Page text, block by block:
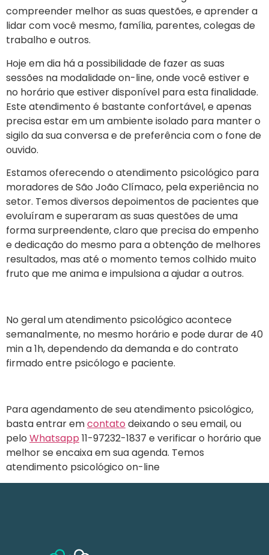
compreender melhor as suas questões, e aprender a
lidar com você mesmo, família, parentes, colegas de
trabalho e outros.
Hoje em dia há a possibilidade de fazer as suas
sessões na modalidade on-line, onde você estiver e
no horário que estiver disponível para esta finalidade.
Este atendimento é bastante confortável, e apenas
precisa estar em um ambiente isolado para manter o
sigilo da sua conversa e de preferência com o fone de
ouvido.
Estamos oferecendo o atendimento psicológico para
moradores deSão João Clímaco, pela experiência no
setor. Temos diversos depoimentos de pacientes que
evoluíram e superaram as suas questões de uma
forma surpreendente, claro que precisa do empenho
e dedicação do mesmo para a obtenção de melhores
resultados, mas até o momento temos colhido muito
fruto que me anima e impulsiona a ajudar a outros.
No geral um atendimento psicológico acontece
semanalmente, no mesmo horário e pode durar de 40
min a 1h, dependendo da demanda e do contrato
firmado entre psicólogo e paciente.
Para agendamento de seu atendimento psicológico,
basta entrar emcontato deixando o seu email, ou
pelo Whatsapp 11-97232-1837 e verificar o horário que
melhor se encaixa em sua agenda. Temos
atendimento psicológico on-line